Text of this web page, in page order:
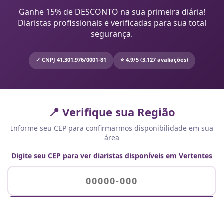
Ganhe 15% de DESCONTO na sua primeira diária!
Diaristas profissionais e verificadas para sua total
segurança.
✓ CNPJ 41.301.976/0001-81 ⭐ 4.9/5 (3.127 avaliações)
📍 Verifique sua Região
Informe seu CEP para confirmarmos disponibilidade em sua
área
Digite seu CEP para ver diaristas disponíveis em Vertentes